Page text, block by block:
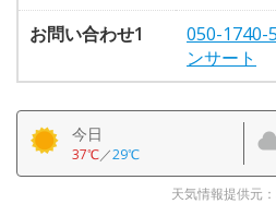
お問い合わせ1
050-1740-
ンサート
今日
37℃／29℃
天気情報提供元